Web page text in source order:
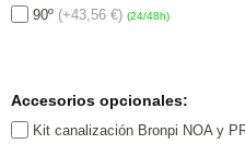
90º (+43,56 €) (24/48h)
Accesorios opcionales:
Kit canalización Bronpi NOA y